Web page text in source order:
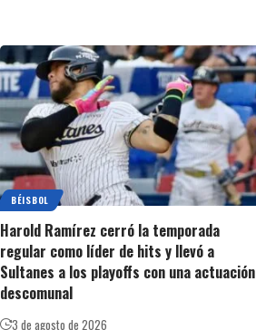
BÉISBOL
Harold Ramírez cerró la temporada
regular como líder de hits y llevó a
Sultanes a los playoffs con una actuación
descomunal
3 de agosto de 2026